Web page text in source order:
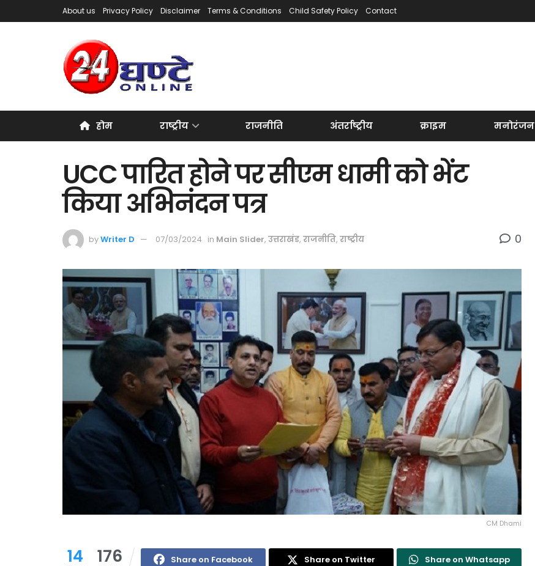
About us Privacy Policy Disclaimer Terms & Conditions Child Safety Policy Contact
होम राष्ट्रीय राजनीति अंतर्राष्ट्रीय क्राइम मनोरंजन
UCC पारित होने पर सीएम धामी को भेंट
किया अभिनंदन पत्र
byWriter D 07/03/2024 in Main Slider, उत्तराखंड, राजनीति, राष्ट्रीय 0
CM Dhami
14 176 Share on Facebook Share on Twitter Share on Whatsapp